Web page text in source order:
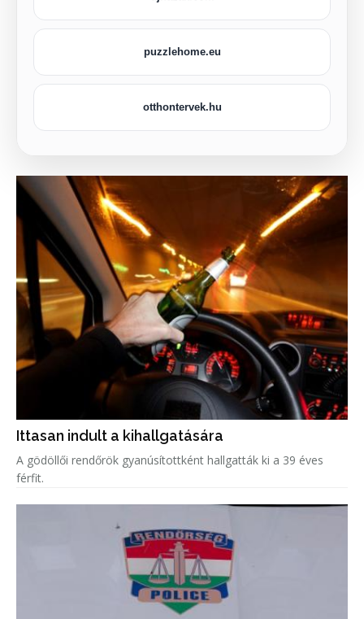
puzzlehome.eu
otthontervek.hu
Ittasan indult a kihallgatására
A gödöllői rendőrök gyanúsítottként hallgatták ki a 39 éves
férfit.